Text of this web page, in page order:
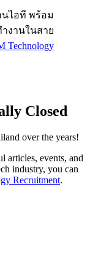
ไอที พร้อม
งานในสาย
Technology
Closed
over the years!
articles, events, and
industry, you can
Recruitment.